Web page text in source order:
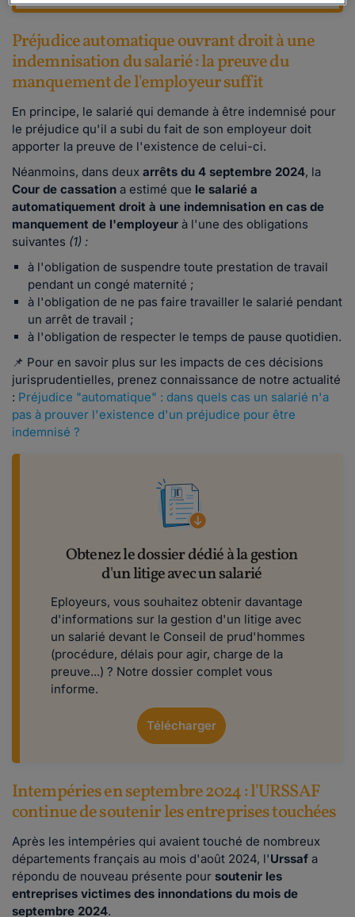
Préjudice automatique ouvrant droit à une
indemnisation du salarié : la preuve du
manquement de l'employeur suffit
En principe, le salarié qui demande à être indemnisé pour
le préjudice qu'il a subi du fait de son employeur doit
apporter la preuve de l'existence de celui-ci.
Néanmoins, dans deux arrêts du 4 septembre 2024, la
Cour de cassation a estimé que le salarié a
automatiquement droit à une indemnisation en cas de
manquement de l'employeur à l'une des obligations
suivantes (1) :
à l'obligation de suspendre toute prestation de travail
pendant un congé maternité ;
à l'obligation de ne pas faire travailler le salarié pendant
un arrêt de travail ;
à l'obligation de respecter le temps de pause quotidien.
📌 Pour en savoir plus sur les impacts de ces décisions
jurisprudentielles, prenez connaissance de notre actualité
: Préjudice "automatique" : dans quels cas un salarié n'a
pas à prouver l'existence d'un préjudice pour être
indemnisé ?
Obtenez le dossier dédié à la gestion
d'un litige avec un salarié
Eployeurs, vous souhaitez obtenir davantage
d'informations sur la gestion d'un litige avec
un salarié devant le Conseil de prud'hommes
(procédure, délais pour agir, charge de la
preuve...) ? Notre dossier complet vous
informe.
Télécharger
Intempéries en septembre 2024 : l'URSSAF
continue de soutenir les entreprises touchées
Après les intempéries qui avaient touché de nombreux
départements français au mois d'août 2024, l'Urssaf a
répondu de nouveau présente pour soutenir les
entreprises victimes des innondations du mois de
septembre 2024.